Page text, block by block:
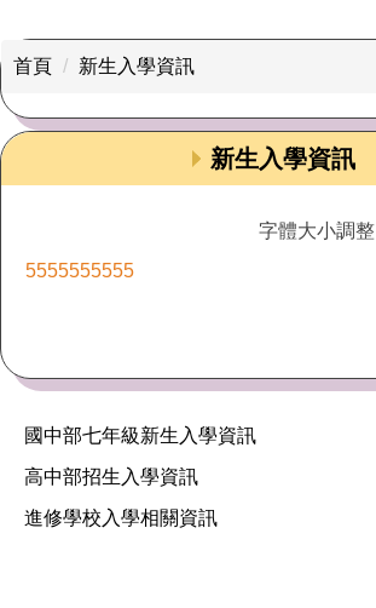
首頁 新生入學資訊
新生入學資訊
字體大小調整
5555555555
國中部七年級新生入學資訊
高中部招生入學資訊
進修學校入學相關資訊